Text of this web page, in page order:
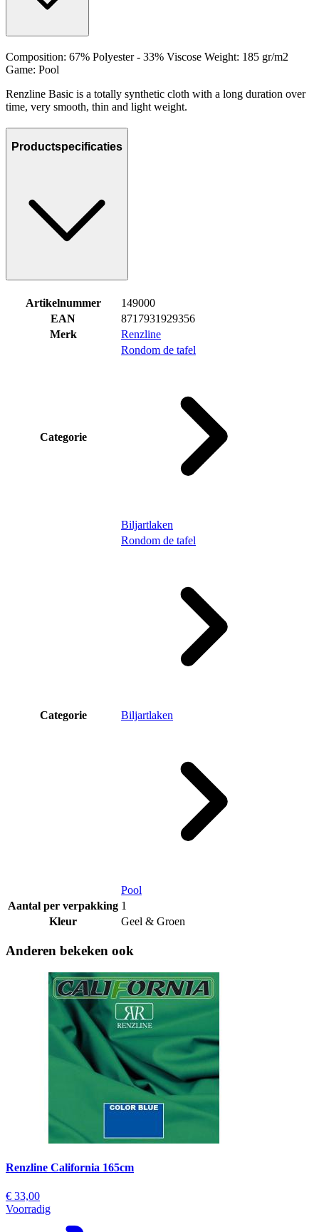
Composition: 67% Polyester - 33% Viscose Weight: 185 gr/m2
Game: Pool
Renzline Basic is a totally synthetic cloth with a long duration over
time, very smooth, thin and light weight.
Productspecificaties
Artikelnummer
149000
EAN
8717931929356
Merk
Renzline
Categorie
Rondom de tafel
Biljartlaken
Categorie
Rondom de tafel
Biljartlaken
Pool
Aantal per verpakking 1
Kleur
Geel & Groen
Anderen bekeken ook
Renzline California 165cm
€ 33,00
Voorradig